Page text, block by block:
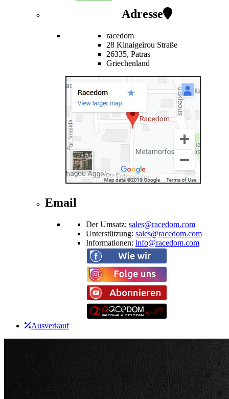
Adresse
racedom
28 Kinaigeirou Straße
26335, Patras
Griechenland
Email
Der Umsatz: sales@racedom.com
Unterstützung: sales@racedom.com
Informationen: info@racedom.com
Ausverkauf